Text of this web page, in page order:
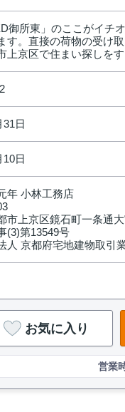
御所東」のここがイチ
す。直接の荷物の受け
上京区で住まい探しを
31日
10日
年 小林工務店
市上京区鏡石町一条通
(3)第13549号
人 京都府宅地建物取引
お気に入り
営業